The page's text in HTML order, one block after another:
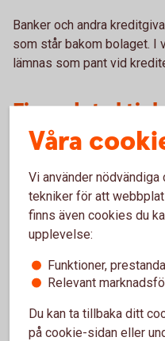
Banker och andra
som står bakom bolaget. I
lämnas som pant vid
Finns det
Tidigare var aktiebolag
år sedan. I dag räcker det
registrerade i aktieboken.
Trots det finns fortfarande
aktiebrev som bevis på
Ett aktiebrev är ett
brevet anses normalt vara
Våra
Vi använder
tekniker för att
finns även cookies du
upplevelse:
Funktioner,
Relevant
Du kan ta tillbaka ditt
på cookie-sidan eller